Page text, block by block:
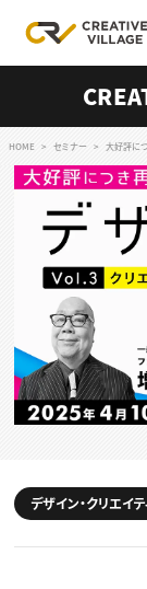
ログ
RECRUIT
クリエイター
CREATIVE
特集求人
採用説明会
転職支援サー
CONTENTS
スキルアップし
動画配信・映
編集・ライティ
ディレクション
TOP
Webクリエイ
ゲームクリエ
セミナー
HOME セミナー 大好評に
デザイン・クリエイ